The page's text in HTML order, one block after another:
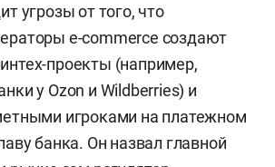
угрозы от того, что
e-commerce создают
проекты (например,
у Ozon и Wildberries) и
игроками на платежном
банка. Он назвал главной